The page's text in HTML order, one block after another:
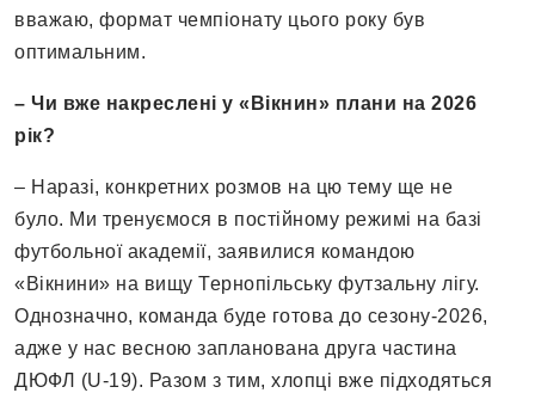
вважаю, формат чемпіонату цього року був
оптимальним.
– Чи вже накреслені у «Вікнин» плани на 2026
рік?
– Наразі, конкретних розмов на цю тему ще не
було. Ми тренуємося в постійному режимі на базі
футбольної академії, заявилися командою
«Вікнини» на вищу Тернопільську футзальну лігу.
Однозначно, команда буде готова до сезону-2026,
адже у нас весною запланована друга частина
ДЮФЛ (U-19). Разом з тим, хлопці вже підходяться